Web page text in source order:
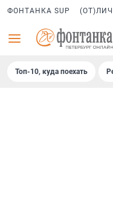
ФОНТАНКА SUP
Топ-10, куда поехать